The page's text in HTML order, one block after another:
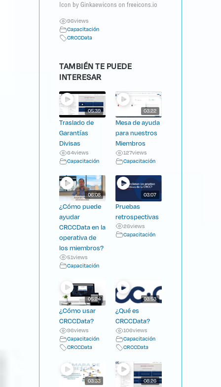
Icon by Ginkaewicons on freeicons.io
96views
Capacitación
CRCCData
TAMBIÉN TE PUEDE
INTERESAR
05:39
Traslado de
Garantías
Divisas
64views
Capacitación
03:22
Mesa de ayuda
para nuestros
Miembros
127views
Capacitación
06:08
¿Cómo puede
ayudar
CRCCData en la
operativa de
los miembros?
51views
Capacitación
03:07
Pruebas
retrospectivas
26views
Capacitación
05:24
¿Cómo usar
CRCCData?
96views
Capacitación
CRCCData
03:53
¿Qué es
CRCCData?
106views
Capacitación
CRCCData
03:33 08:26